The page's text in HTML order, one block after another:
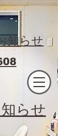
知らせ
らせ